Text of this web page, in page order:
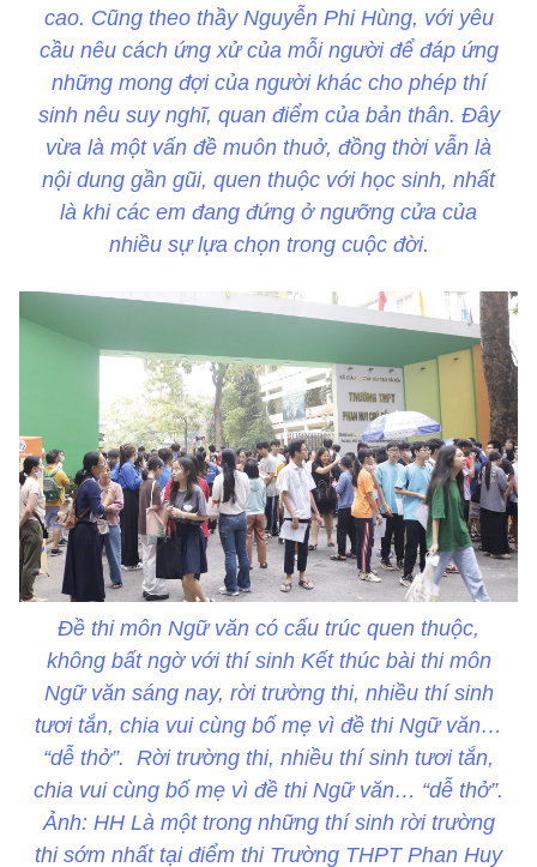
cao. Cũng theo thầy Nguyễn Phi Hùng, với yêu
cầu nêu cách ứng xử của mỗi người để đáp ứng
những mong đợi của người khác cho phép thí
sinh nêu suy nghĩ, quan điểm của bản thân. Đây
vừa là một vấn đề muôn thuở, đồng thời vẫn là
nội dung gần gũi, quen thuộc với học sinh, nhất
là khi các em đang đứng ở ngưỡng cửa của
nhiều sự lựa chọn trong cuộc đời.
Đề thi môn Ngữ văn có cấu trúc quen thuộc,
không bất ngờ với thí sinh Kết thúc bài thi môn
Ngữ văn sáng nay, rời trường thi, nhiều thí sinh
tươi tắn, chia vui cùng bố mẹ vì đề thi Ngữ văn…
“dễ thở”. Rời trường thi, nhiều thí sinh tươi tắn,
chia vui cùng bố mẹ vì đề thi Ngữ văn… “dễ thở”.
Ảnh: HH Là một trong những thí sinh rời trường
thi sớm nhất tại điểm thi Trường THPT Phan Huy